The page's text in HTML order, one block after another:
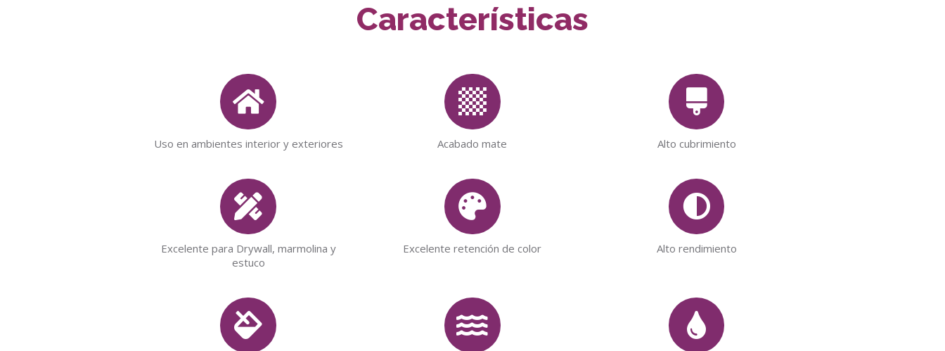
Características
Uso en ambientes interior y exteriores Acabado mate Alto cubrimiento
Excelente para Drywall, marmolina y
estuco
Excelente retención de color Alto rendimiento